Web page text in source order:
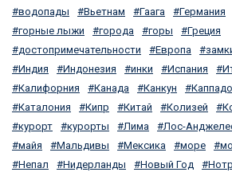
водопады
Вьетнам Гаага Германия
горные лыжи
города горы
Греция
достопримечательности
Европа
Индия
Индонезия инки Испания
Калифорния
Канада Канкун
Каталония
Кипр Китай Колизей
курорт
курорты Лима Лос-
майя
Мальдивы Мексика море
Непал
Нидерланды Новый Год